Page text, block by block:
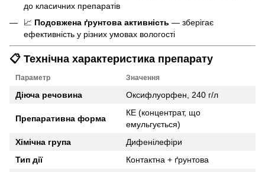
до класичних препаратів
📈 Подовжена ґрунтова активність — зберігає
ефективність у різних умовах вологості
📋 Технічна характеристика препарату
Параметр Значення
Діюча речовина Оксифлуорфен, 240 г/л
Препаративна форма
КЕ (концентрат, що
емульгується)
Хімічна група
Дифенілефіри
Тип дії
Контактна + ґрунтова